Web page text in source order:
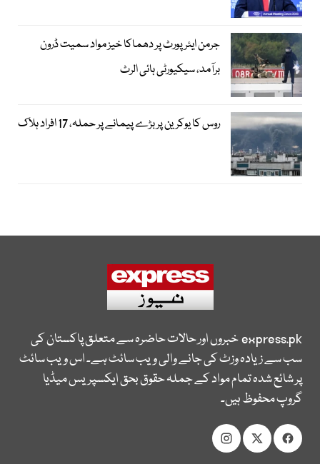
جرمن ایئرپورٹ پر دھماکا خیز مواد سمیت ڈرون
برآمد، سیکیورٹی ہائی الرٹ
روس کا یوکرین پر بڑے پیمانے پر حملہ، 17 افراد ہلاک
express.pkخبروں اور حالات حاضرہ سے متعلق پاکستان کی
سب سے زیادہ وزٹ کی جانے والی ویب سائٹ ہے۔ اس ویب سائٹ
پر شائع شدہ تمام مواد کے جملہ حقوق بحق ایکسپریس میڈیا
گروپ محفوظ ہیں۔